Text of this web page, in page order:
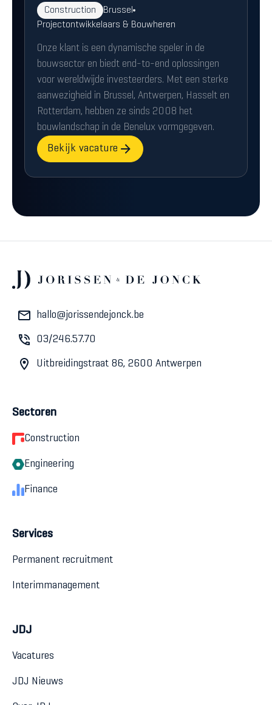
Construction
Brussel
Projectontwikkelaars & Bouwheren
Onze klant is een dynamische speler in de
bouwsector en biedt end-to-end oplossingen
voor wereldwijde investeerders. Met een sterke
aanwezigheid in Brussel, Antwerpen, Hasselt en
Rotterdam, hebben ze sinds 2008 het
bouwlandschap in de Benelux vormgegeven.
Bekijk vacature
hallo@jorissendejonck.be
03/246.57.70
Uitbreidingstraat 86, 2600 Antwerpen
Sectoren
Construction
Engineering
Finance
Services
Permanent recruitment
Interimmanagement
JDJ
Vacatures
JDJ Nieuws